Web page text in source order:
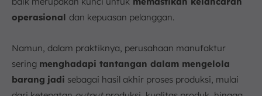
3. Mengurangi Kehilangan Penjualan
4. Menjaga Stabilitas Keuangan
1. Implementasi Sistem Manufaktur Terintegrasi
(ERP)
2. Pengendalian Output Produksi
operasional dan kepuasan pelanggan.
Namun, dalam praktiknya, perusahaan manufaktur
sering menghadapi tantangan dalam mengelola
barang jadi sebagai hasil akhir proses produksi, mulai